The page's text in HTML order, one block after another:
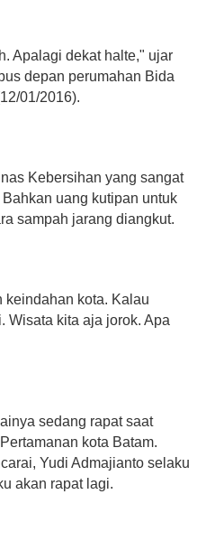
Apalagi dekat halte," ujar
depan perumahan Bida
01/2016).
Kebersihan yang sangat
uang kutipan untuk
sampah jarang diangkut.
keindahan kota. Kalau
Wisata kita aja jorok. Apa
sedang rapat saat
kota Batam.
Yudi Admajianto selaku
akan rapat lagi.